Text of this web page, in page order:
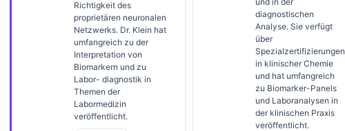
Richtigkeit des
proprietären neuronalen
Netzwerks. Dr. Klein hat
umfangreich zu der
Interpretation von
Biomarkern und zu
Labor- diagnostik in
Themen der
Labormedizin
veröffentlicht.
diagnostischen
Analyse. Sie verfügt
über
Spezialzertifizierungen
in klinischer Chemie
und hat umfangreich
zu Biomarker-Panels
und Laboranalysen in
der klinischen Praxis
veröffentlicht.